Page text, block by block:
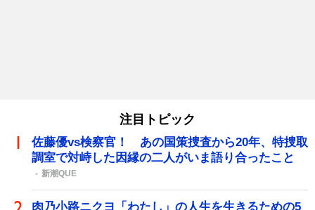
注目トピック
佐藤優vs検察官！ あの国策捜査から20年、特捜取
調室で対峙した因縁の二人がいま語り合ったこと
新潮QUE
肉乃小路ニクヨ「わたし」の人生を生きるための5